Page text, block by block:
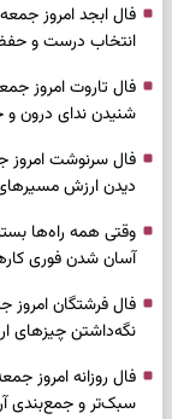
انتخاب درست و
شنیدن ندای درون
دیدن ارزش مسیرهای
وقتی همه راه‌ها
آسان شدن فوری
نگه‌داشتن چیزهای
سبک‌تر و جمع‌بندی